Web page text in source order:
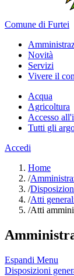
Comune di Furtei
Novità
Servizi
Vivere il
Acqua
Agricoltura
Accesso
Tutti gli
Accedi
Home
/
/
/Atti
/Atti
Espandi Menu
Disposizioni